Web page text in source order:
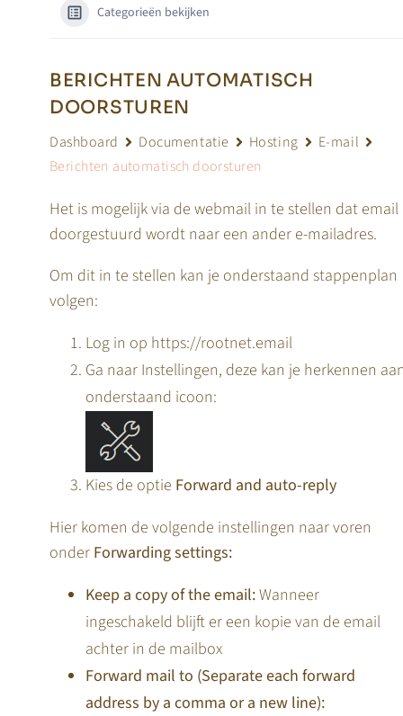
Categorieën bekijken
BERICHTEN AUTOMATISCH
DOORSTUREN
Dashboard Documentatie Hosting
E-mail
Berichten automatisch doorsturen
Het is mogelijk via de webmail in te stellen dat email
doorgestuurd wordt naar een ander e-mailadres.
Om dit in te stellen kan je onderstaand stappenplan
volgen:
Log in op https://rootnet.email
Ga naar Instellingen, deze kan je herkennen
onderstaand icoon:
Kies de optie Forward and auto-reply
Hier komen de volgende instellingen naar voren
onder Forwarding settings:
Keep a copy of the email:Wanneer
ingeschakeld blijft er een kopie van de email
achter in de mailbox
Forward mail to (Separate each forward
address by a comma or a new line):